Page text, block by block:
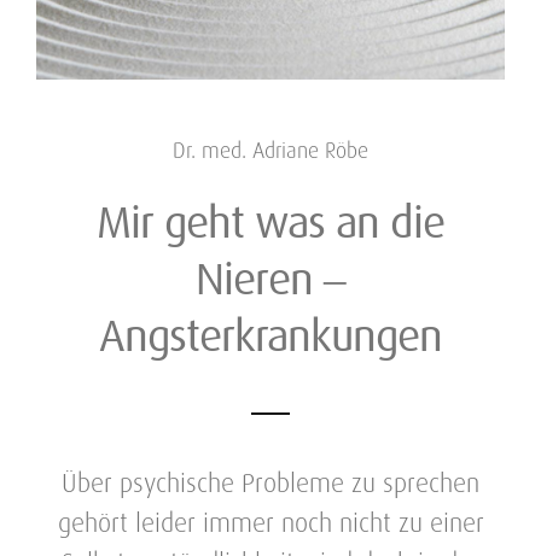
Dr. med. Adriane Röbe
Mir geht was an die
Nieren –
Angsterkrankungen
Über psychische Probleme zu sprechen
gehört leider immer noch nicht zu einer